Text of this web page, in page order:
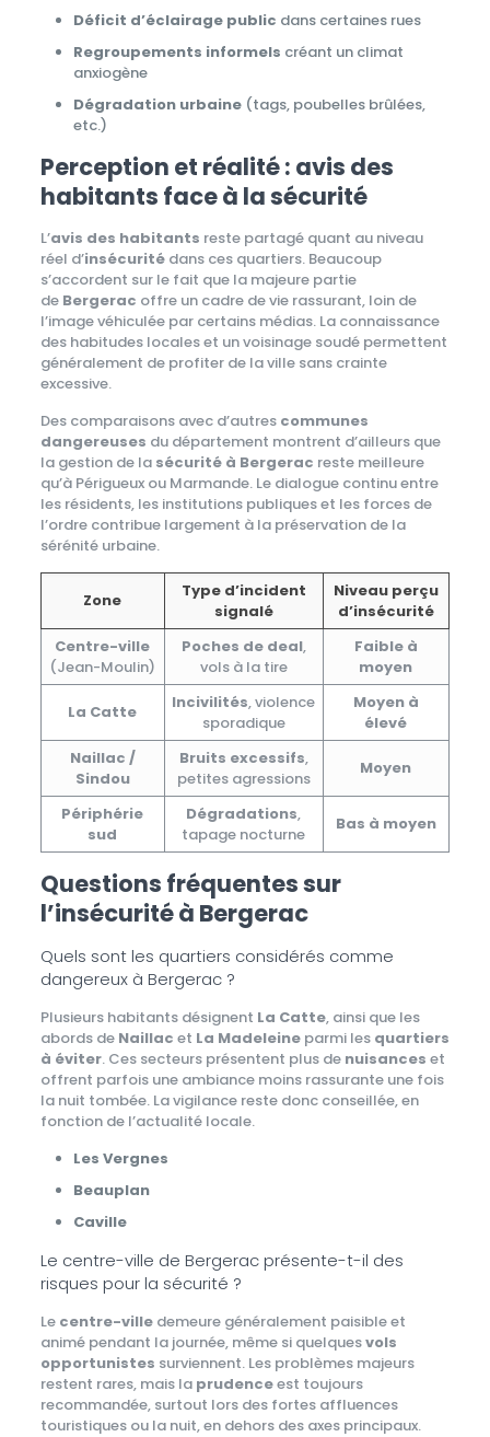
Déficit d’éclairage public dans certaines rues
Regroupements informels créant un climat
anxiogène
Dégradation urbaine(tags, poubelles brûlées,
etc.)
Perception et réalité : avis des
habitants face à la sécurité
L’avis des habitants reste partagé quant au niveau
réel d’insécuritédans ces quartiers. Beaucoup
s’accordent sur le fait que la majeure partie
de Bergerac offre un cadre de vie rassurant, loin de
l’image véhiculée par certains médias. La connaissance
des habitudes locales et un voisinage soudé permettent
généralement de profiter de la ville sans crainte
excessive.
Des comparaisons avec d’autres communes
dangereuses du département montrent d’ailleurs que
la gestion de la sécurité à Bergerac reste meilleure
qu’à Périgueux ou Marmande. Le dialogue continu entre
les résidents, les institutions publiques et les forces de
l’ordre contribue largement à la préservation de la
sérénité urbaine.
Zone
Type d’incident
signalé
Niveau perçu
d’insécurité
Centre-ville
(Jean-Moulin)
Poches de deal,
vols à la tire
Faible à
moyen
La Catte Incivilités, violence
sporadique
Moyen à
élevé
Naillac /
Sindou
Bruits excessifs,
petites agressions
Moyen
Périphérie
sud
Dégradations,
tapage nocturne
Bas à moyen
Questions fréquentes sur
l’insécurité à Bergerac
Quels sont les quartiers considérés comme
dangereux à Bergerac ?
Plusieurs habitants désignent La Catte, ainsi que les
abords de Naillac et La Madeleineparmi les quartiers
à éviter. Ces secteurs présentent plus de nuisances et
offrent parfois une ambiance moins rassurante une fois
la nuit tombée. La vigilance reste donc conseillée, en
fonction de l’actualité locale.
Les Vergnes
Beauplan
Caville
Le centre-ville de Bergerac présente-t-il des
risques pour la sécurité ?
Le centre-villedemeure généralement paisible et
animé pendant la journée, même si quelquesvols
opportunistes surviennent. Les problèmes majeurs
restent rares, mais la prudenceest toujours
recommandée, surtout lors des fortes affluences
touristiques ou la nuit, en dehors des axes principaux.